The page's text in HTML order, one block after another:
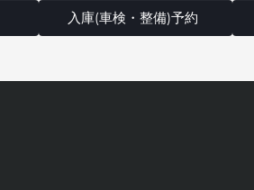
入庫(車検・整備)予約